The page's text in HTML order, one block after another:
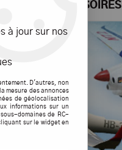
ACCESSOIRES
à jour sur nos
D'autres, non
mesure des annonces
de géolocalisation
informations sur un
domaines de RC-
sur le widget en